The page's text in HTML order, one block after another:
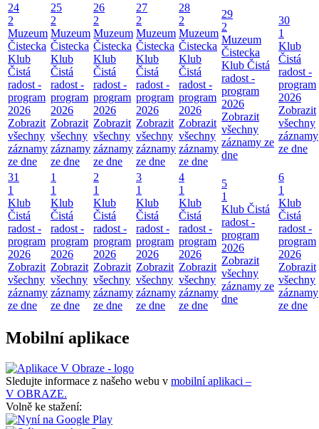
24
2
Muzeum
Čistecka
Klub
Čistá
radost -
program
2026
Zobrazit
všechny
záznamy
ze dne
25
2
Muzeum
Čistecka
Klub
Čistá
radost -
program
2026
Zobrazit
všechny
záznamy
ze dne
26
2
Muzeum
Čistecka
Klub
Čistá
radost -
program
2026
Zobrazit
všechny
záznamy
ze dne
27
2
Muzeum
Čistecka
Klub
Čistá
radost -
program
2026
Zobrazit
všechny
záznamy
ze dne
28
2
Muzeum
Čistecka
Klub
Čistá
radost -
program
2026
Zobrazit
všechny
záznamy
ze dne
29
2
Muzeum
Čistecka
Klub Čistá
radost -
program
2026
Zobrazit
všechny
záznamy ze
dne
30
1
Klub
Čistá
radost -
program
2026
Zobrazit
všechny
záznamy
ze dne
31
1
Klub
Čistá
radost -
program
2026
Zobrazit
všechny
záznamy
ze dne
1
1
Klub
Čistá
radost -
program
2026
Zobrazit
všechny
záznamy
ze dne
2
1
Klub
Čistá
radost -
program
2026
Zobrazit
všechny
záznamy
ze dne
3
1
Klub
Čistá
radost -
program
2026
Zobrazit
všechny
záznamy
ze dne
4
1
Klub
Čistá
radost -
program
2026
Zobrazit
všechny
záznamy
ze dne
5
1
Klub Čistá
radost -
program
2026
Zobrazit
všechny
záznamy ze
dne
6
1
Klub
Čistá
radost -
program
2026
Zobrazit
všechny
záznamy
ze dne
Mobilní aplikace
Sledujte informace z našeho webu v mobilní aplikaci –
V OBRAZE.
Volně ke stažení: